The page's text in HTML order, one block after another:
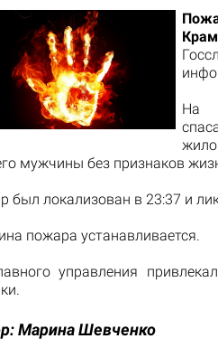
На
мужчины без признаков
был локализован в 23:37 и
пожара устанавливается.
управления
Марина Шевченко